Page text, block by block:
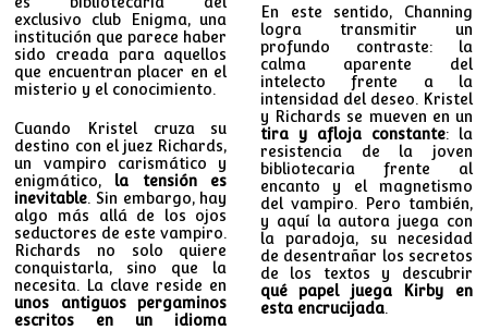
exclusivo club Enigma, una
institución que parece haber
sido creada para aquellos
que encuentran placer en el
misterio y el conocimiento.
Cuando Kristel cruza su
destino con el juez Richards,
un vampiro carismático y
enigmático, la tensión es
inevitable. Sin embargo, hay
algo más allá de los ojos
seductores de este vampiro.
Richards no solo quiere
conquistarla, sino que la
necesita. La clave reside en
unos antiguos pergaminos
escritos en un idioma
En este sentido, Channing
logra transmitir un
profundo contraste: la
calma aparente del
intelecto frente a la
intensidad del deseo. Kristel
y Richards se mueven en un
tira y afloja constante: la
resistencia de la joven
bibliotecaria frente al
encanto y el magnetismo
del vampiro. Pero también,
y aquí la autora juega con
la paradoja, su necesidad
de desentrañar los secretos
de los textos y descubrir
qué papel juega Kirby en
esta encrucijada.